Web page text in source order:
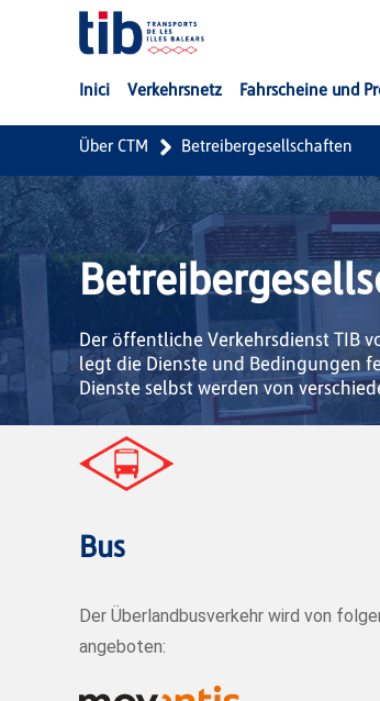
Zum Hauptinhalt springen
Inici Verkehrsnetz Fahrscheine und
Über CTM Betreibergesellschaften
Der öffentliche Verkehrsdienst TIB
legt die Dienste und Bedingungen
Dienste selbst werden von
Bus
Der Überlandbusverkehr wird von
angeboten: